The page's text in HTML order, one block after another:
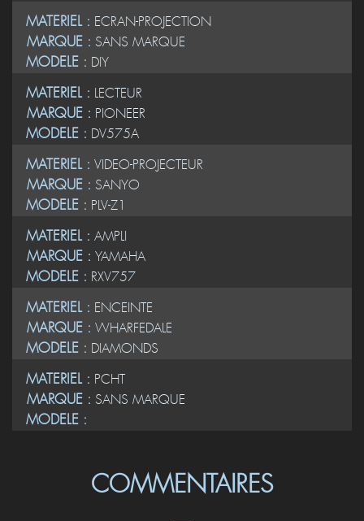
MATERIEL : ECRAN-PROJECTION
MARQUE : SANS MARQUE
MODELE : DIY
MATERIEL : LECTEUR
MARQUE : PIONEER
MODELE : DV575A
MATERIEL : VIDEO-PROJECTEUR
MARQUE : SANYO
MODELE : PLV-Z1
MATERIEL : AMPLI
MARQUE : YAMAHA
MODELE : RXV757
MATERIEL : ENCEINTE
MARQUE : WHARFEDALE
MODELE : DIAMONDS
MATERIEL : PCHT
MARQUE : SANS MARQUE
MODELE :
COMMENTAIRES